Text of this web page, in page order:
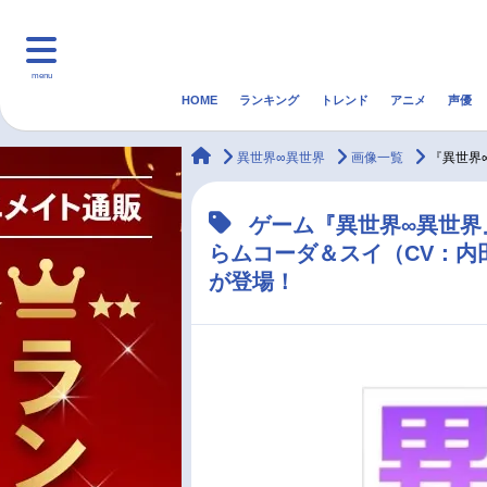
menu
マンガ・ラノベ ゲーム・アプリ 音楽
HOME ランキング トレンド アニメ 声優
animateTimes
異世界∞異世界 画像一覧 『異世
ゲーム『異世界∞異世
らムコーダ＆スイ（CV：
が登場！